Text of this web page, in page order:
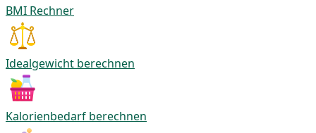
BMI Rechner
Idealgewicht berechnen
Kalorienbedarf berechnen